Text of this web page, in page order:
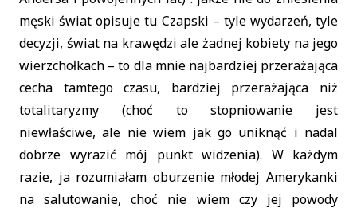
męski świat opisuje tu Czapski – tyle wydarzeń, tyle
decyzji, świat na krawędzi ale żadnej kobiety na jego
wierzchołkach – to dla mnie najbardziej przerażająca
cecha tamtego czasu, bardziej przerażająca niż
totalitaryzmy (choć to stopniowanie jest
niewłaściwe, ale nie wiem jak go uniknąć i nadal
dobrze wyrazić mój punkt widzenia). W każdym
razie, ja rozumiałam oburzenie młodej Amerykanki
na salutowanie, choć nie wiem czy jej powody